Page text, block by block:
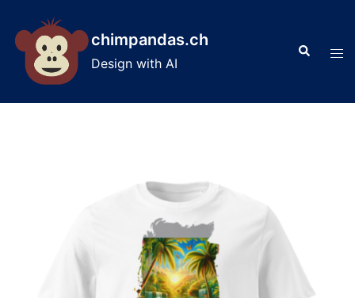
content
chimpandas.ch
Design with AI
Search